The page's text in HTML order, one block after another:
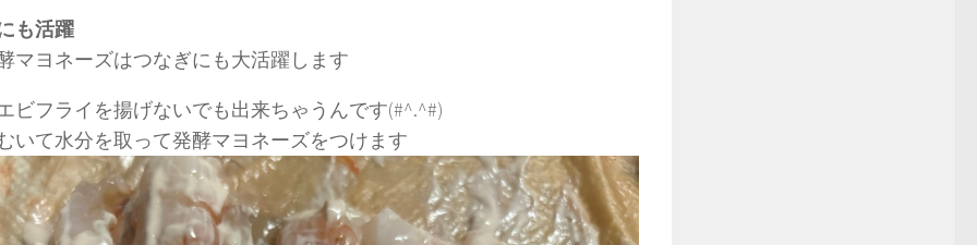
も活躍
マヨネーズはつなぎにも大活躍します
ビフライを揚げないでも出来ちゃうんです(#^.^#)
いて水分を取って発酵マヨネーズをつけます